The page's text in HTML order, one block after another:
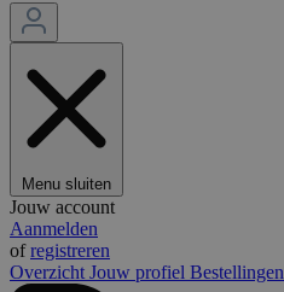
Menu sluiten
Jouw account
Aanmelden
ofregistreren
Overzicht Jouw profiel Bestellingen